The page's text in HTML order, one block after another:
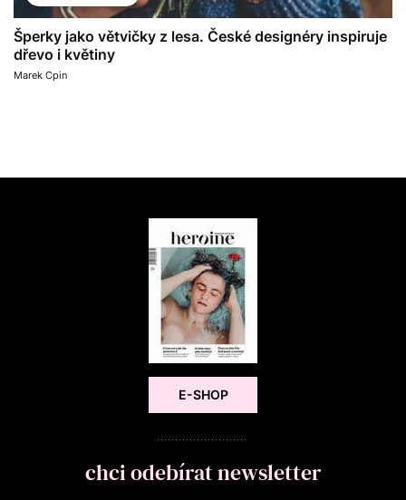
Šperky jako větvičky z lesa. České designéry inspiruje
dřevo i květiny
Marek Cpin
E-SHOP
chci odebírat newsletter